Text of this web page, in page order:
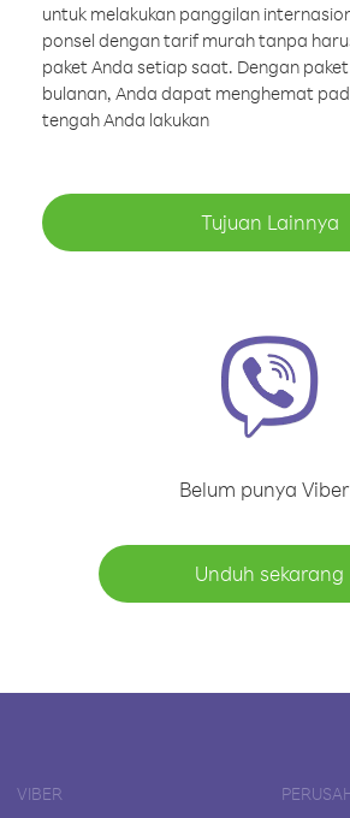
untuk melakukan panggilan
ponsel dengan tarif murah tanpa
paket Anda setiap saat. Dengan
bulanan, Anda dapat menghemat
tengah Anda lakukan
Tujuan Lainnya
Belum punya
Unduh sekarang
VIBER